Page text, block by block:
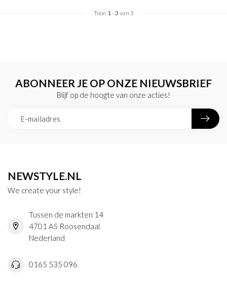
Toon 1 -3 van 3
ABONNEER JE OP ONZE NIEUWSBRIEF
Blijf op de hoogte van onze acties!
NEWSTYLE.NL
We create your style!
Tussen de markten 14
4701 AS Roosendaal
Nederland
0165 535 096